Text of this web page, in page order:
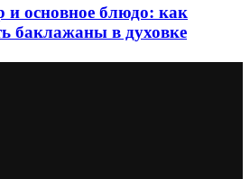
основное блюдо: как
баклажаны в духовке